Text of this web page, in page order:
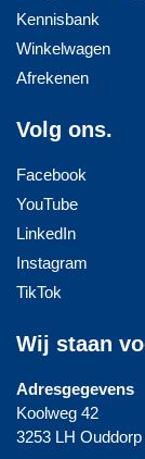
Kennisbank
Winkelwagen
Afrekenen
Volg ons.
Facebook
YouTube
LinkedIn
Instagram
TikTok
Wij staan
Adresgegevens
Koolweg 42
3253 LH Ouddorp